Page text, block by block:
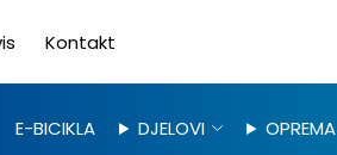
Kontakt
E-BICIKLA DJELOVI OPREMA